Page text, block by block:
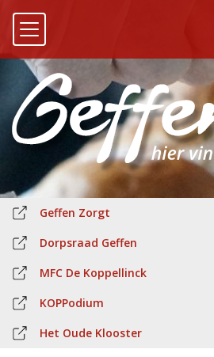
Geffen Zorgt
Dorpsraad Geffen
MFC De Koppellinck
KOPPodium
Het Oude Klooster